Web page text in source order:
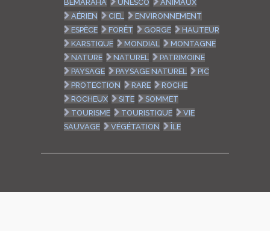
BEMARAHA
UNESCO
ANIMAUX
AÉRIEN
CIEL
ENVIRONNEMENT
ESPÈCE
FORÊT GORGE
HAUTEUR
KARSTIQUE
MONDIAL
MONTAGNE
NATURE
NATUREL
PATRIMOINE
PAYSAGE
PAYSAGE NATUREL
PIC
PROTECTION
RARE
ROCHE
ROCHEUX
SITE
SOMMET
TOURISME
TOURISTIQUE
VIE
SAUVAGE
VÉGÉTATION ÎLE